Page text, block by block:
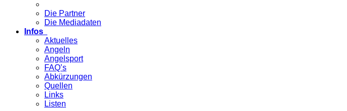
Die Partner
Die Mediadaten
Infos
Aktuelles
Angeln
Angelsport
FAQ’s
Abkürzungen
Quellen
Links
Listen